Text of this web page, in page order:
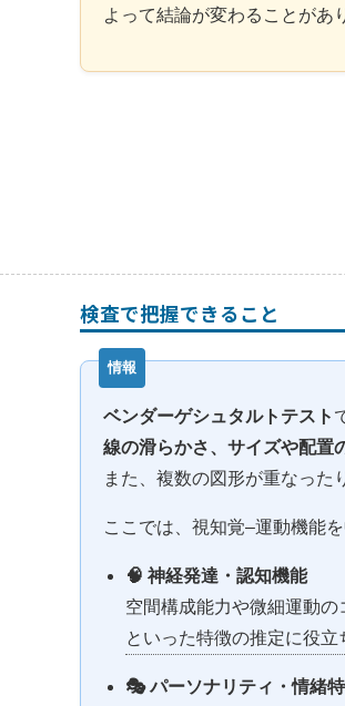
よって結論が変わることがあ
検査で把握できること
ベンダーゲシュタルトテスト
線の滑らかさ、サイズや配置
また、複数の図形が重なった
ここでは、視知覚–運動機能
🧠 神経発達・認知機能
空間構成能力や微細運動の
といった特徴の推定に役
🎭 パーソナリティ・情緒